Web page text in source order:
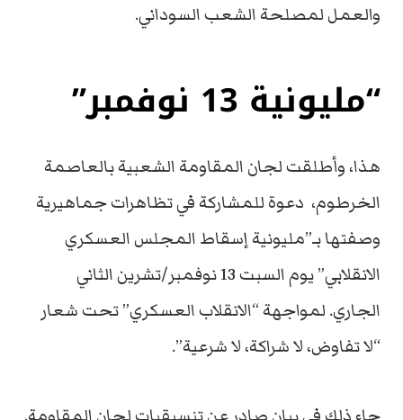
والعمل لمصلحة الشعب السوداني.
“مليونية 13 نوفمبر”
هذا، وأطلقت لجان المقاومة الشعبية بالعاصمة
الخرطوم، دعوة للمشاركة في تظاهرات جماهيرية
وصفتها بـ”مليونية إسقاط المجلس العسكري
الانقلابي” يوم السبت 13 نوفمبر/تشرين الثاني
الجاري. لمواجهة “الانقلاب العسكري” تحت شعار
“لا تفاوض، لا شراكة، لا شرعية”.